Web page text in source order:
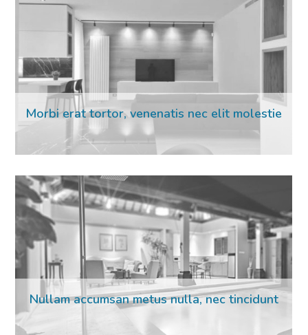
Morbi erat tortor, venenatis nec elit molestie
Nullam accumsan metus nulla, nec tincidunt